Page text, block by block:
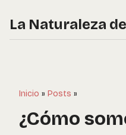
La Naturaleza
Inicio » Posts »
¿Cómo